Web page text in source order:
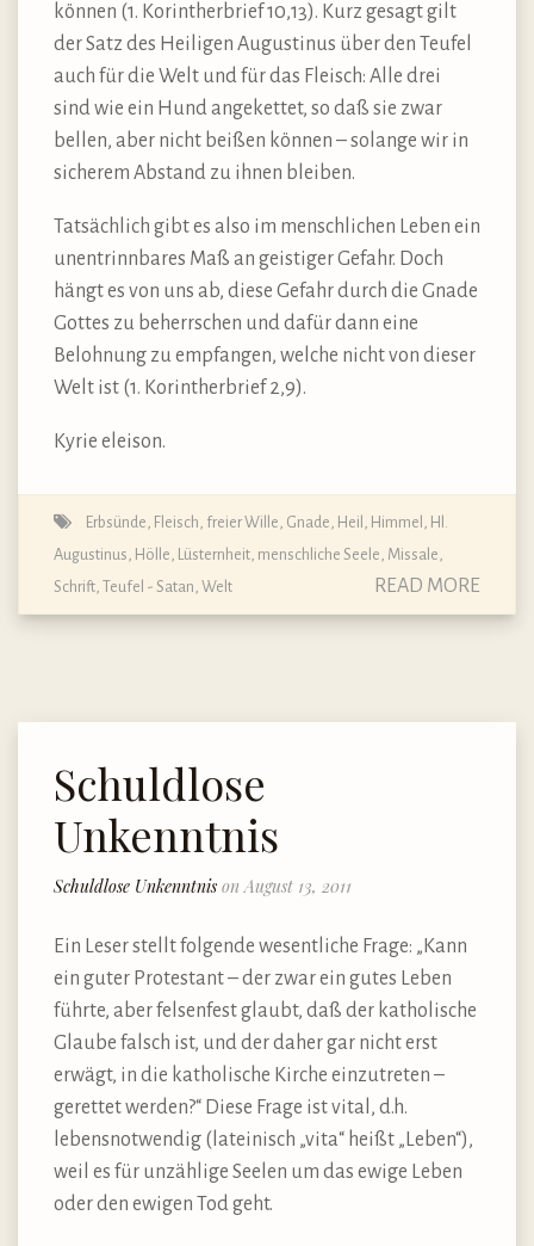
können (1. Korintherbrief 10,13). Kurz gesagt gilt
der Satz des Heiligen Augustinus über den Teufel
auch für die Welt und für das Fleisch: Alle drei
sind wie ein Hund angekettet, so daß sie zwar
bellen, aber nicht beißen können – solange wir in
sicherem Abstand zu ihnen bleiben.
Tatsächlich gibt es also im menschlichen Leben ein
unentrinnbares Maß an geistiger Gefahr. Doch
hängt es von uns ab, diese Gefahr durch die Gnade
Gottes zu beherrschen und dafür dann eine
Belohnung zu empfangen, welche nicht von dieser
Welt ist (1. Korintherbrief 2,9).
Kyrie eleison.
Erbsünde, Fleisch, freier Wille, Gnade, Heil , Himmel , Hl.
Augustinus, Hölle, Lüsternheit, menschliche Seele, Missale,
Schrift, Teufel - Satan, Welt READ MORE
Schuldlose
Unkenntnis
Schuldlose Unkenntnis on August 13, 2011
Ein Leser stellt folgende wesentliche Frage: „Kann
ein guter Protestant – der zwar ein gutes Leben
führte, aber felsenfest glaubt, daß der katholische
Glaube falsch ist, und der daher gar nicht erst
erwägt, in die katholische Kirche einzutreten –
gerettet werden?“ Diese Frage ist vital, d.h.
lebensnotwendig (lateinisch „vita“ heißt „Leben“),
weil es für unzählige Seelen um das ewige Leben
oder den ewigen Tod geht.